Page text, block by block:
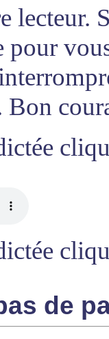
lecteur.
pour
Bon
de